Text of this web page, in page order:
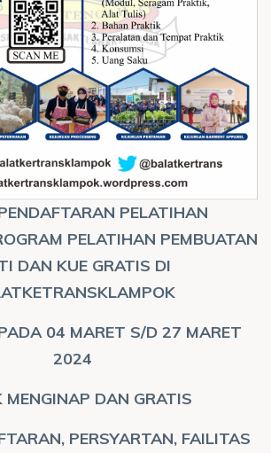
PELATIHAN
PELATIHAN PEMBUATAN
DAN KUE GRATIS DI
04 MARET S/D 27 MARET
2024
MENGINAP DAN GRATIS
PERSYARTAN, FAILITAS